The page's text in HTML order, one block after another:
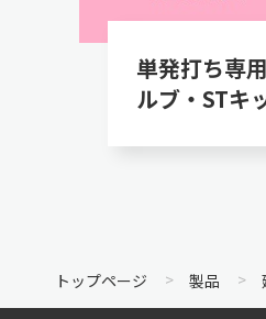
単発打ち専
ルブ・STキ
トップページ 製品